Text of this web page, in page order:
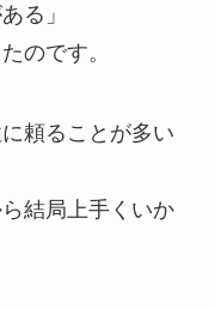
る」
のです。
頼ることが多い
結局上手くいか